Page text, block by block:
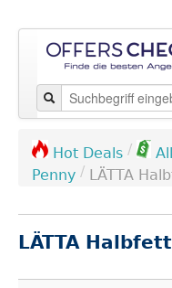
Hot Deals /
Penny / LÄTTA
LÄTTA